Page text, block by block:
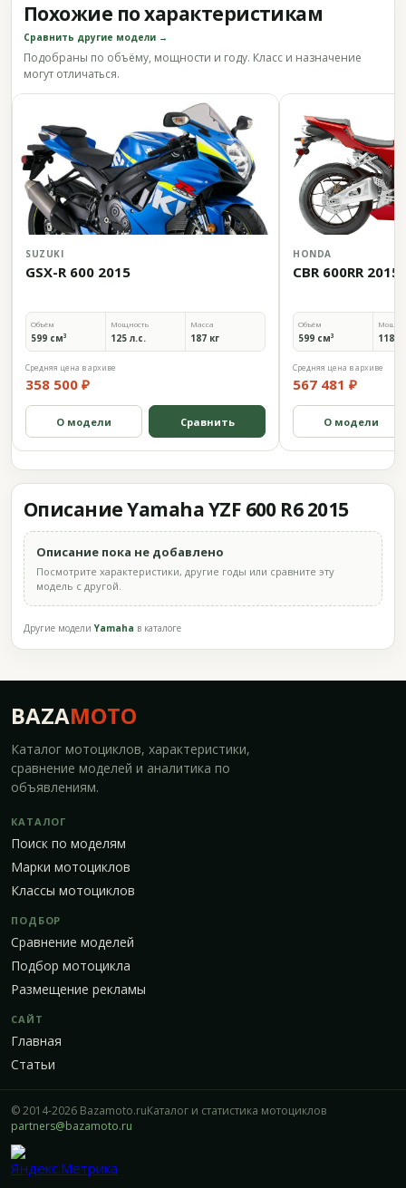
Похожие по характеристикам
Сравнить другие модели →
Подобраны по объёму, мощности и году. Класс и назначение
могут отличаться.
SUZUKI
GSX-R 600 2015
Объём
599 см³
Мощность
125 л.с.
Масса
187 кг
Средняя цена в архиве
358 500 ₽
О модели Сравнить
HONDA
CBR 600RR 2015
Объём
599 см³ 118
Средняя цена в архиве
567 481 ₽
О модели
Описание Yamaha YZF 600 R6 2015
Описание пока не добавлено
Посмотрите характеристики, другие годы или сравните эту
модель с другой.
Другие моделиYamaha в каталоге
BAZAMOTO
Каталог мотоциклов, характеристики,
сравнение моделей и аналитика по
объявлениям.
КАТАЛОГ
Поиск по моделям
Марки мотоциклов
Классы мотоциклов
ПОДБОР
Сравнение моделей
Подбор мотоцикла
Размещение рекламы
САЙТ
Главная
Статьи
© 2014-2026 Bazamoto.ruКаталог и статистика мотоциклов
partners@bazamoto.ru